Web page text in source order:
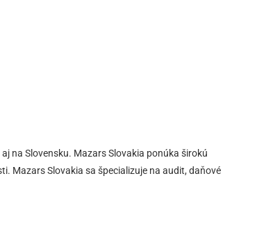
na Slovensku. Mazars Slovakia ponúka širokú
Mazars Slovakia sa špecializuje na audit, daňové